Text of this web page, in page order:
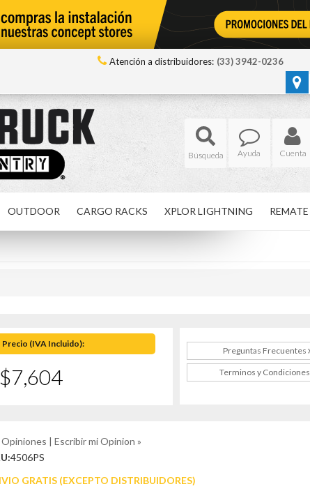
Atención a distribuidores: (33) 3942-0236
Ayuda
Cuenta
OUTDOOR CARGO RACKS XPLOR LIGHTNING REMATE
Precio (IVA Incluido):
$7,604
Preguntas Frecuentes
Terminos y Condiciones
Opiniones | Escribir mi Opinion »
4506PS
GRATIS (EXCEPTO DISTRIBUIDORES)